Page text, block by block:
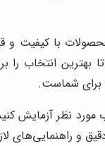
محصولات با کیفیت و
انتخاب را
برای شماست.
مورد نظر آزمایش
دقیق و راهنمایی‌های